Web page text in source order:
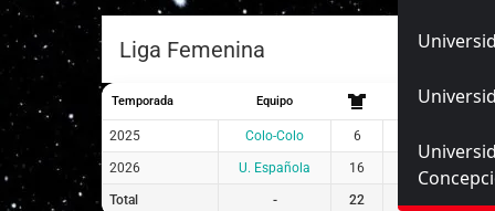
Liga Femenina
Temporada Equipo
2025 Colo-Colo 6
2026 U. Española 16
Total - 22